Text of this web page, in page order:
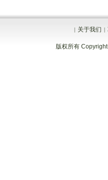
| 关于我们 |
版权所有